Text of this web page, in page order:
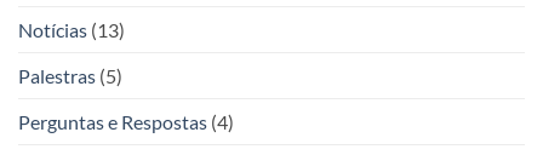
Notícias (13)
Palestras (5)
Perguntas e Respostas (4)